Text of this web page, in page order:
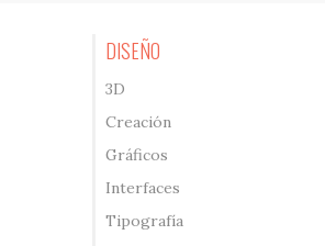
DISEÑO
3D
Creación
Gráficos
Interfaces
Tipografía